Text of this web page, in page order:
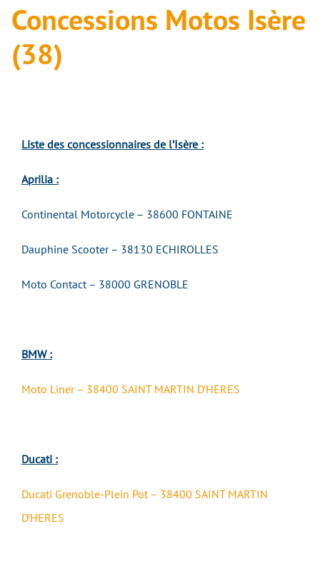
Concessions Motos Isère
(38)
Liste des concessionnaires de l’Isère :
Aprilia :
Continental Motorcycle – 38600 FONTAINE
Dauphine Scooter – 38130 ECHIROLLES
Moto Contact – 38000 GRENOBLE
BMW :
Moto Liner – 38400 SAINT MARTIN D’HERES
Ducati :
Ducati Grenoble-Plein Pot – 38400 SAINT MARTIN
D’HERES